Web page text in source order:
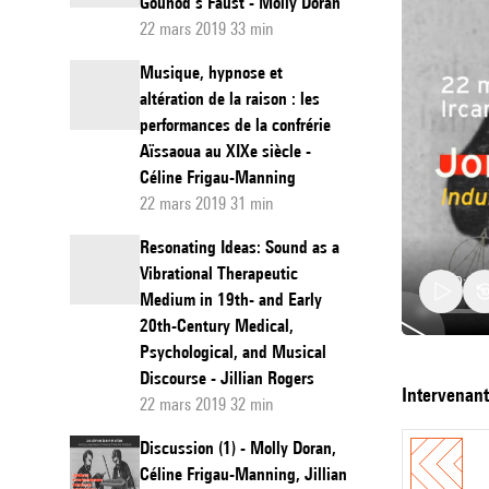
22 mars 2019 33 min
Musique, hypnose et
altération de la raison : les
performances de la confrérie
Aïssaoua au XIXe siècle -
Céline Frigau-Manning
22 mars 2019 31 min
Resonating Ideas: Sound as a
Vibrational Therapeutic
Medium in 19th- and Early
20th-Century Medical,
Psychological, and Musical
Discourse - Jillian Rogers
22 mars 2019 32 min
Discussion (1) - Molly Doran,
Céline Frigau-Manning, Jillian
écoute